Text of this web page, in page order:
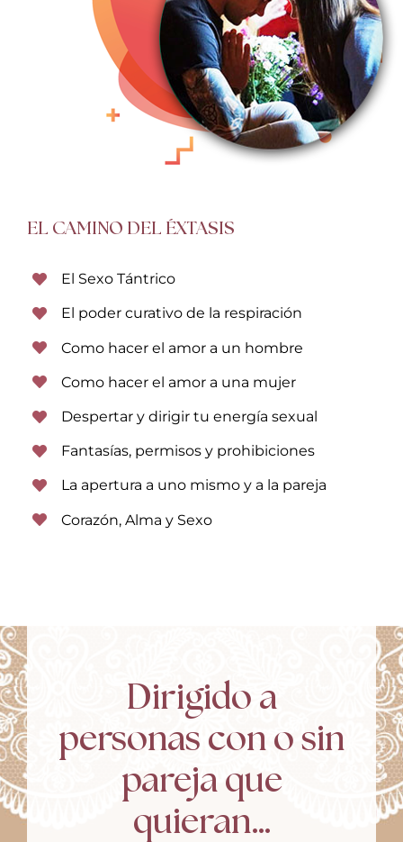
EL CAMINO DEL ÉXTASIS
El Sexo Tántrico
El poder curativo de la respiración
Como hacer el amor a un hombre
Como hacer el amor a una mujer
Despertar y dirigir tu energía sexual
Fantasías, permisos y prohibiciones
La apertura a uno mismo y a la pareja
Corazón, Alma y Sexo
Dirigido a
personas con o sin
pareja que
quieran…